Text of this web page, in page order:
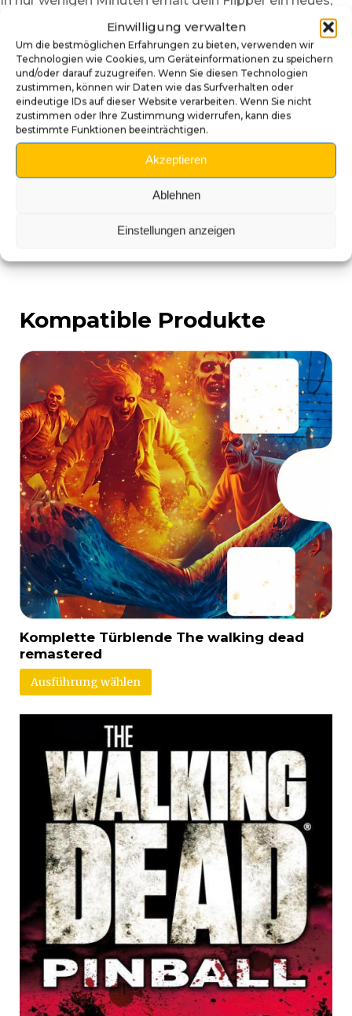
Einwilligung verwalten
Um die bestmöglichen Erfahrungen zu bieten, verwenden wir
Technologien wie Cookies, um Geräteinformationen zu speichern
und/oder darauf zuzugreifen. Wenn Sie diesen Technologien
zustimmen, können wir Daten wie das Surfverhalten oder
eindeutige IDs auf dieser Website verarbeiten. Wenn Sie nicht
zustimmen oder Ihre Zustimmung widerrufen, kann dies
bestimmte Funktionen beeinträchtigen.
Akzeptieren
Ablehnen
Einstellungen anzeigen
furchterregendes Aussehen.
💀 Ein Sammlerstück für Horror-
Fans
Da jeder Griff handbemalt ist, können leichte Farb-
oder Texturunterschiede auftreten. Diese machen
jedes Stück einzigartig und authentisch.
Verleihe deinem The Walking Dead Flipper mit
Look – jede Partie wird zum Überlebenskampf!
Kompatible Produkte
Komplette Türblende The walking dead
remastered
Ausführung wählen